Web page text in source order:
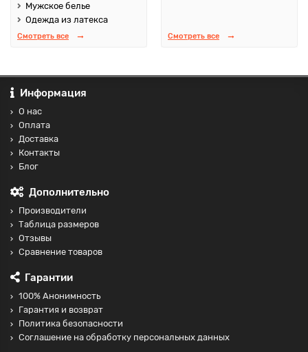
Мужское белье
Одежда из латекса
Смотреть все Смотреть все
Информация
О нас
Оплата
Доставка
Контакты
Блог
Дополнительно
Производители
Таблица размеров
Отзывы
Сравнение товаров
Гарантии
100% Анонимность
Гарантия и возврат
Политика безопасности
Соглашение на обработку персональных данных